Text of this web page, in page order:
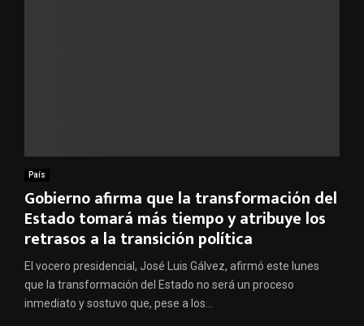
País
Gobierno afirma que la transformación del
Estado tomará más tiempo y atribuye los
retrasos a la transición política
El vocero presidencial, José Luis Gálvez, afirmó este lunes
que la transformación del Estado no será un proceso
inmediato y sostuvo que, pese a los...